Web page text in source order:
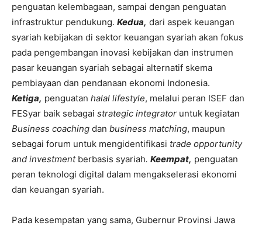
penguatan kelembagaan, sampai dengan penguatan
infrastruktur pendukung. Kedua, dari aspek keuangan
syariah kebijakan di sektor keuangan syariah akan fokus
pada pengembangan inovasi kebijakan dan instrumen
pasar keuangan syariah sebagai alternatif skema
pembiayaan dan pendanaan ekonomi Indonesia.
Ketiga, penguatan halal lifestyle, melalui peran ISEF dan
FESyar baik sebagai strategic integrator untuk kegiatan
Business coaching dan business matching, maupun
sebagai forum untuk mengidentifikasi trade opportunity
and investment berbasis syariah. Keempat, penguatan
peran teknologi digital dalam mengakselerasi ekonomi
dan keuangan syariah.
Pada kesempatan yang sama, Gubernur Provinsi Jawa